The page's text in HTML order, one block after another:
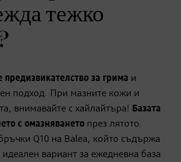
тежко
за грима и
подход. При мазните кожи и
внимавайте с хайлайтъра! Базата
с омазняването през лятото.
Q10 на Balea, който съдържа
идеален вариант за ежедневна база